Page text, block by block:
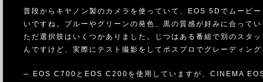
普段からキヤノン製のカメラを使っていて、EOS 5Dでムービ
いですね。ブルーやグリーンの発色、黒の質感が好みに合って
ただ選択肢はいくつかありました。じつはある番組で別のスタ
んですけど、実際にテスト撮影をしてポスプロでグレーディン
─ EOS C700とEOS C200を使用していますが、CINEMA